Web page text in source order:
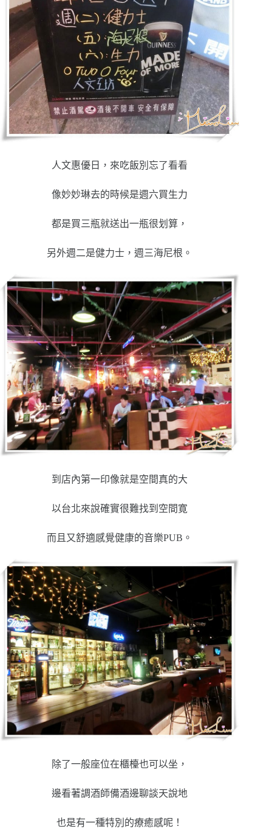
人文惠優日，來吃飯別忘了看看
像妙妙琳去的時候是週六買生力
都是買三瓶就送出一瓶很划算，
另外週二是健力士，週三海尼根。
到店內第一印像就是空間真的大
以台北來說確實很難找到空間寛
而且又舒適感覺健康的音樂PUB。
除了一般座位在櫃檯也可以坐，
邊看著調酒師備酒邊聊談天說地
也是有一種特別的療癒感呢！